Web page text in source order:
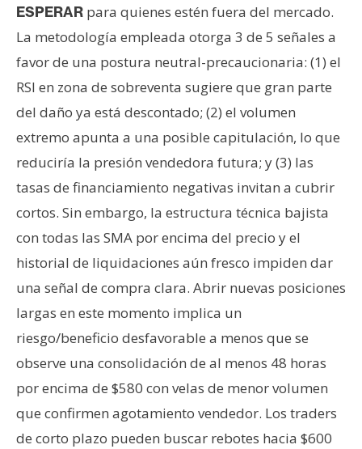
ESPERAR para quienes estén fuera del mercado.
La metodología empleada otorga 3 de 5 señales a
favor de una postura neutral-precaucionaria: (1) el
RSI en zona de sobreventa sugiere que gran parte
del daño ya está descontado; (2) el volumen
extremo apunta a una posible capitulación, lo que
reduciría la presión vendedora futura; y (3) las
tasas de financiamiento negativas invitan a cubrir
cortos. Sin embargo, la estructura técnica bajista
con todas las SMA por encima del precio y el
historial de liquidaciones aún fresco impiden dar
una señal de compra clara. Abrir nuevas posiciones
largas en este momento implica un
riesgo/beneficio desfavorable a menos que se
observe una consolidación de al menos 48 horas
por encima de $580 con velas de menor volumen
que confirmen agotamiento vendedor. Los traders
de corto plazo pueden buscar rebotes hacia $600